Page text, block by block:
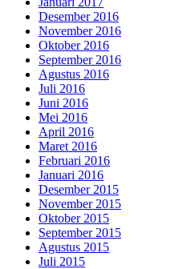
Desember 2016
November 2016
Oktober 2016
September 2016
Agustus 2016
Juli 2016
Juni 2016
Mei 2016
April 2016
Maret 2016
Februari 2016
Januari 2016
Desember 2015
November 2015
Oktober 2015
September 2015
Agustus 2015
Juli 2015